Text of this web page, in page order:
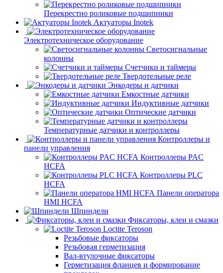
Перекрестно роликовые подшипники
Актуаторы Inotek
Электротехническое оборудование
Светосигнальные
колонны
Счетчики и таймеры
Твердотельные реле
Энкодеры и датчики
Емкостные датчики
Индуктивные датчики
Оптические датчики
Температурные датчики и контроллеры
Контроллеры и
панели управления
Контроллеры PAC
HCFA
Контроллеры PLC
HCFA
Панели оператора
HMI HCFA
Шпиндели
Фиксаторы, клеи и смазки
Loctite Teroson
Резьбовые фиксаторы
Резьбовая герметизация
Вал-втулочные фиксаторы
Герметизация фланцев и формирование